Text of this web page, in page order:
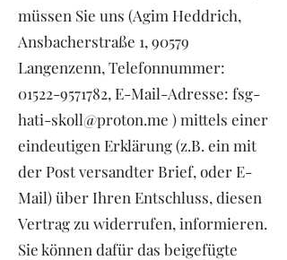
müssen Sie uns (Agim Heddrich,
Ansbacherstraße 1, 90579
Langenzenn, Telefonnummer:
01522-9571782, E-Mail-Adresse: fsg-
hati-skoll@proton.me ) mittels einer
eindeutigen Erklärung (z.B. ein mit
der Post versandter Brief, oder E-
Mail) über Ihren Entschluss, diesen
Vertrag zu widerrufen, informieren.
Sie können dafür das beigefügte